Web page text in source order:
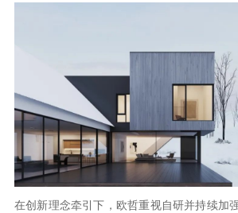
在创新理念牵引下，欧哲重视自研并持续加